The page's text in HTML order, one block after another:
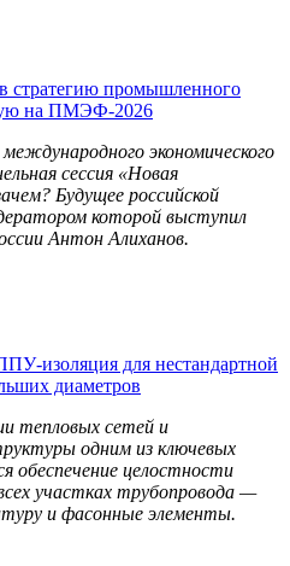
промышленного
на ПМЭФ-2026
экономического
сессия «Новая
Будущее российской
которой выступил
Антон Алиханов.
изоляция для нестандартной
диаметров
тепловых сетей и
одним из ключевых
обеспечение целостности
участках трубопровода —
и фасонные элементы.